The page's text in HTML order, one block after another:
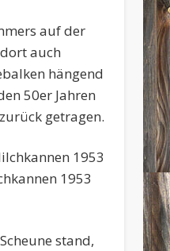
auf der
auch
hängend
50er Jahren
getragen.
1953
stand,